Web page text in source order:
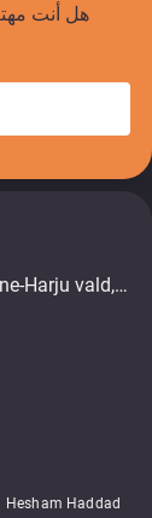
هل أنت
Hesham Haddad
Kooli 10, Rummu alevik, 76102, Lääne-Harju vald, Harjumaa